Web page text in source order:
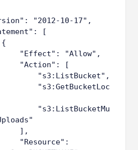
"2012-10-17",
[
{
"Effect": "Allow",
"Action": [
"s3:ListBucket",
"s3:GetBucketLoc
"s3:ListBucketMu
],
"Resource":